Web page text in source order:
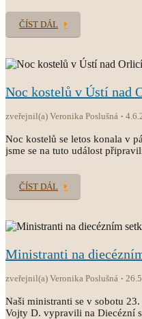
ČÍST DÁL
Noc kostelů v Ústí nad
zveřejnil(a) Veronika Poslušná
Noc kostelů se letos konala v
jsme se na tuto událost
ČÍST DÁL
Ministranti na
zveřejnil(a) Veronika Poslušná
Naši ministranti se v sobotu
Vojty D. vypravili na Diecézní